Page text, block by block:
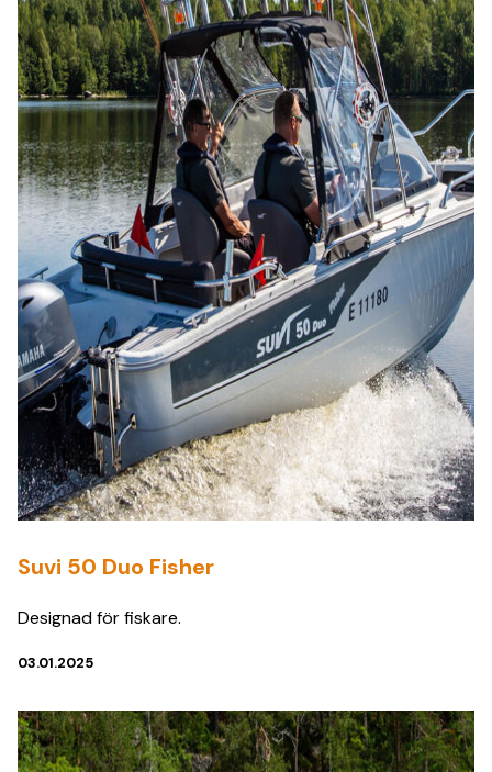
Suvi 50 Duo Fisher
Designad för fiskare.
03.01.2025